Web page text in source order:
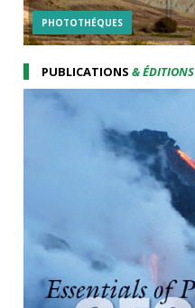
PHOTOTHÉQUES
PUBLICATIONS& ÉDITIONS